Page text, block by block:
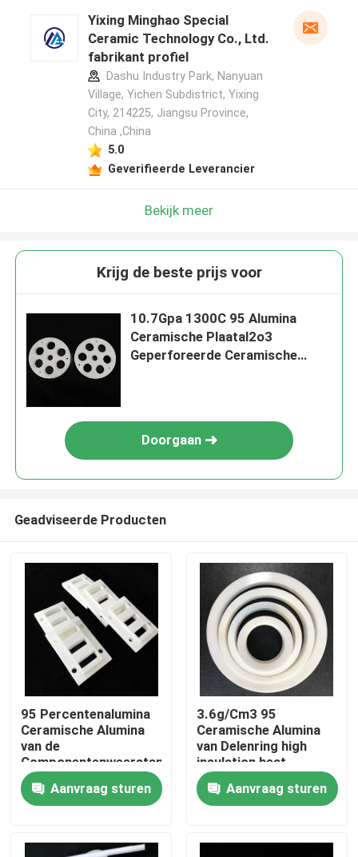
Huis
PRODUCTEN
video's
Yixing Minghao Special
Ceramic Technology Co., Ltd.
fabrikant profiel
Dashu Industry Park, Nanyuan
Village, Yichen Subdistrict, Yixing
City, 214225, Jiangsu Province,
China ,China
5.0
Geverifieerde Leverancier
Bekijk meer
Krijg de beste prijs voor
10.7Gpa 1300C 95 Alumina
Ceramische Plaatal2o3
Geperforeerde Ceramische
Doorgaan
Geadviseerde Producten
95 Percentenalumina
Ceramische Alumina
van de
Componentenweerstand
Douanedelen Op hoge
temperatuur
Aanvraag sturen
3.6g/Cm3 95
Ceramische Alumina
van Delenring high
insulation heat
resistant Ceramische
Ring Aanvraag sturen